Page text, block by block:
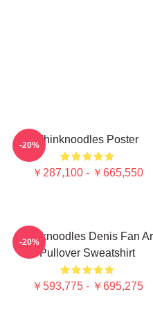
Thinknoodles Poster
￥287,100 - ￥665,550
-20%
Thinknoodles Denis Fan
Pullover Sweatshirt
￥593,775 - ￥695,275
-20%